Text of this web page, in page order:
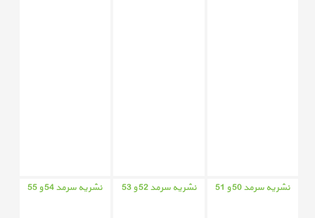
نشریه سرمد 50 و 51 نشریه سرمد 52 و 53 نشریه سرمد 54 و 55